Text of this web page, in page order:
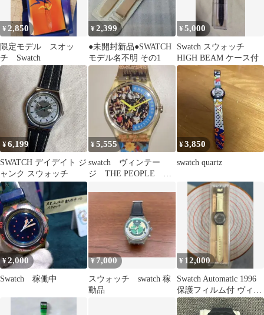
¥ 2,850
限定モデル スオッ
チ Swatch
¥2,399
●未開封新品●SWATCH
モデル名不明 その1
¥5,000
Swatch スウォッチ
HIGH BEAM ケース付
¥6,199
SWATCH デイデイト ジ
ャンク スウォッチ
¥5,555
swatch ヴィンテー
ジ THE PEOPLE 総
¥3,850
swatch quartz
¥2,000
Swatch 稼働中
¥7,000
スウォッチ swatch 稼
動品
¥ 12,000
Swatch Automatic 1996
保護フィルム付 ヴィン
テージ